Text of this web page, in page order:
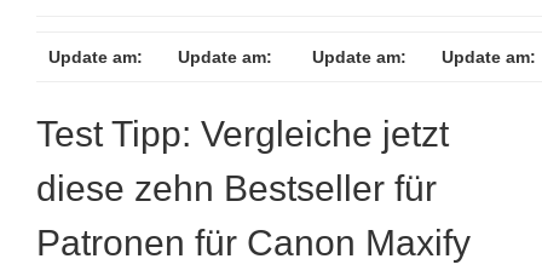
Update am: Update am: Update am: Update am:
Test Tipp: Vergleiche jetzt
diese zehn Bestseller für
Patronen für Canon Maxify